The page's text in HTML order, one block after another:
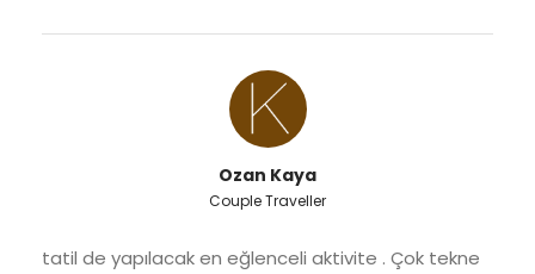
Ozan Kaya
Couple Traveller
tatil de yapılacak en eğlenceli aktivite . Çok tekne